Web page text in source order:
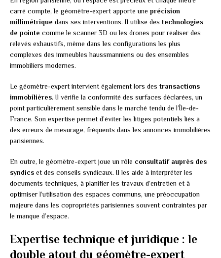
carré compte, le géomètre-expert apporte une précision
millimétrique dans ses interventions. Il utilise des technologies
de pointe comme le scanner 3D ou les drones pour réaliser des
relevés exhaustifs, même dans les configurations les plus
complexes des immeubles haussmanniens ou des ensembles
immobiliers modernes.
Le géomètre-expert intervient également lors des transactions
immobilières. Il vérifie la conformité des surfaces déclarées, un
point particulièrement sensible dans le marché tendu de l’Île-de-
France. Son expertise permet d’éviter les litiges potentiels liés à
des erreurs de mesurage, fréquents dans les annonces immobilières
parisiennes.
En outre, le géomètre-expert joue un rôle consultatif auprès des
syndics et des conseils syndicaux. Il les aide à interpréter les
documents techniques, à planifier les travaux d’entretien et à
optimiser l’utilisation des espaces communs, une préoccupation
majeure dans les copropriétés parisiennes souvent contraintes par
le manque d’espace.
Expertise technique et juridique : le
double atout du géomètre-expert